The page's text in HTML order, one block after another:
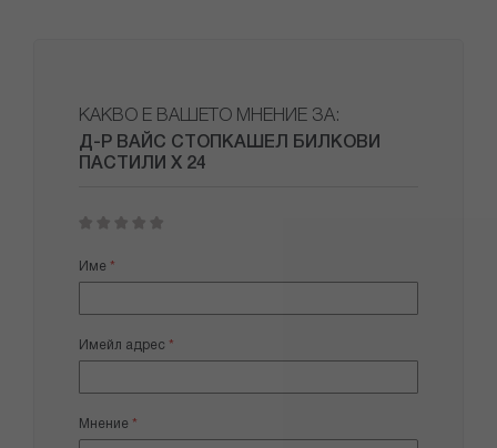
КАКВО Е ВАШЕТО МНЕНИЕ ЗА:
Д-Р ВАЙС СТОПКАШЕЛ БИЛКОВИ
ПАСТИЛИ Х 24
star
stars
stars
stars
stars
Име
Имейл адрес
Мнение